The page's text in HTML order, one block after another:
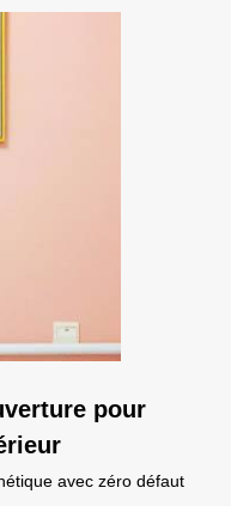
pour
avec zéro défaut